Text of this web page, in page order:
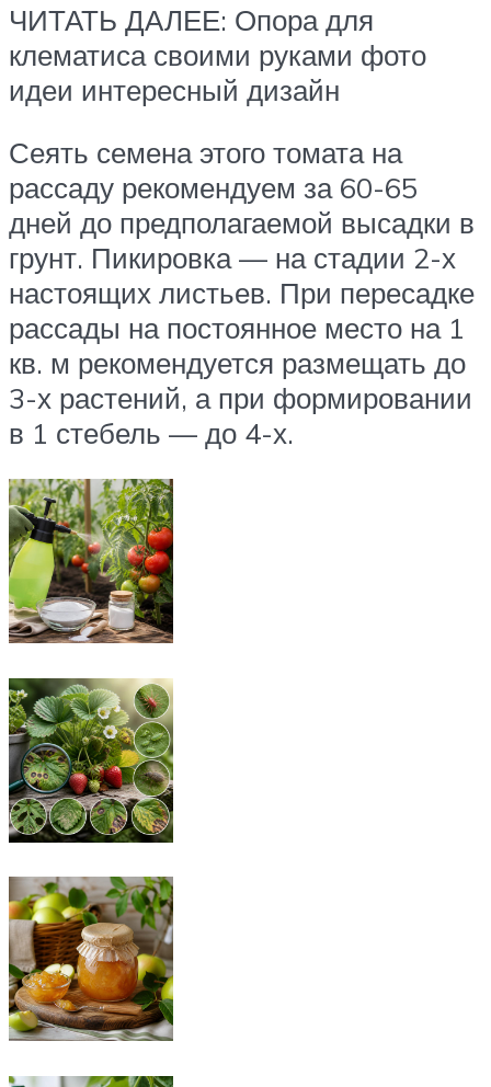
ЧИТАТЬ ДАЛЕЕ: Опора для
клематиса своими руками фото
идеи интересный дизайн
Сеять семена этого томата на
рассаду рекомендуем за 60-65
дней до предполагаемой высадки в
грунт. Пикировка — на стадии 2-х
настоящих листьев. При пересадке
рассады на постоянное место на 1
кв. м рекомендуется размещать до
3-х растений, а при формировании
в 1 стебель — до 4-х.